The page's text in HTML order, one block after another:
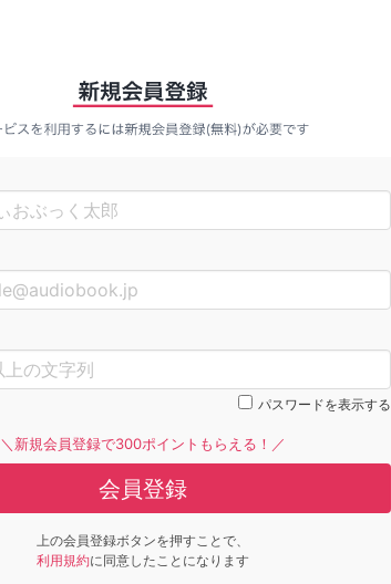
パスワードを表示する
＼新規会員登録で300ポイントもらえる！／
会員登録
上の会員登録ボタンを押すことで、
利用規約に同意したことになります